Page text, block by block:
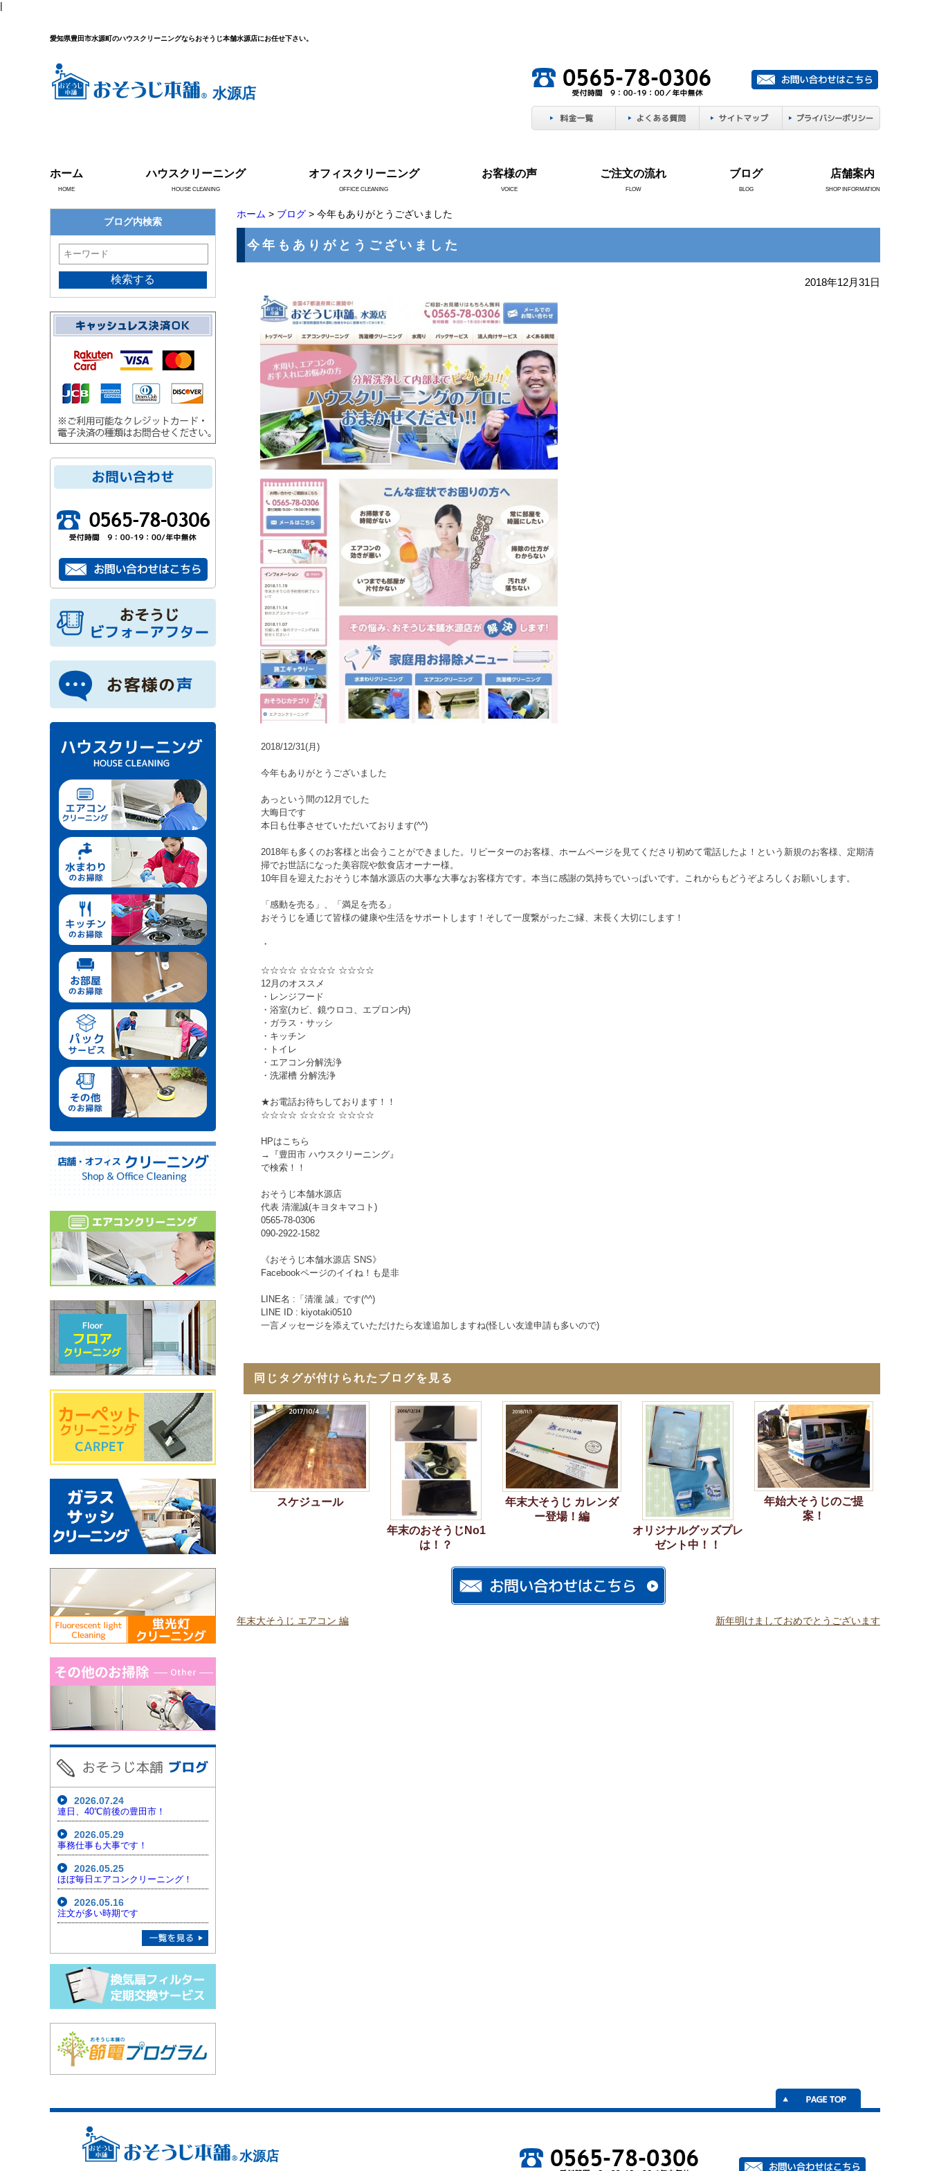
|
愛知県豊田市水源町のハウスクリーニングならおそうじ本舗水源店にお任せ下さい。
水源店
ホーム
HOME
ハウスクリーニング
HOUSE CLEANING
オフィスクリーニング
OFFICE CLEANING
お客様の声
VOICE
ご注文の流れ
FLOW
ブログ
BLOG
店舗案内
SHOP INFORMATION
ホーム > ブログ > 今年もありがとうございました
今年もありがとうございました
2018年12月31日
2018/12/31(月)
今年もありがとうございました
あっという間の12月でした
大晦日です
本日も仕事させていただいております(^^)
2018年も多くのお客様と出会うことができました。リピーターのお客様、ホームページを見てくださり初めて電話したよ！という新規のお客様、定期清
掃でお世話になった美容院や飲食店オーナー様。
10年目を迎えたおそうじ本舗水源店の大事な大事なお客様方です。本当に感謝の気持ちでいっぱいです。これからもどうぞよろしくお願いします。
「感動を売る」、「満足を売る」
おそうじを通じて皆様の健康や生活をサポートします！そして一度繋がったご縁、末長く大切にします！
・
☆☆☆☆ ☆☆☆☆ ☆☆☆☆
12月のオススメ
・レンジフード
・浴室(カビ、鏡ウロコ、エプロン内)
・ガラス・サッシ
・キッチン
・トイレ
・エアコン分解洗浄
・洗濯槽 分解洗浄
★お電話お待ちしております！！
☆☆☆☆ ☆☆☆☆ ☆☆☆☆
HPはこちら
→『豊田市 ハウスクリーニング』
で検索！！
おそうじ本舗水源店
代表 清瀧誠(キヨタキマコト)
0565-78-0306
090-2922-1582
《おそうじ本舗水源店 SNS》
Facebookページのイイね！も是非
LINE名 :「清瀧 誠」です(^^)
LINE ID : kiyotaki0510
一言メッセージを添えていただけたら友達追加しますね(怪しい友達申請も多いので)
同じタグが付けられたブログを見る
スケジュール
年末のおそうじNo1
は！？
年末大そうじ カレンダ
ー登場！編
オリジナルグッズプレ
ゼント中！！
年始大そうじのご提
案！
年末大そうじ エアコン 編 新年明けましておめでとうございます
ブログ内検索
2026.07.24
連日、40℃前後の豊田市！
2026.05.29
事務仕事も大事です！
2026.05.25
ほぼ毎日エアコンクリーニング！
2026.05.16
注文が多い時期です
水源店